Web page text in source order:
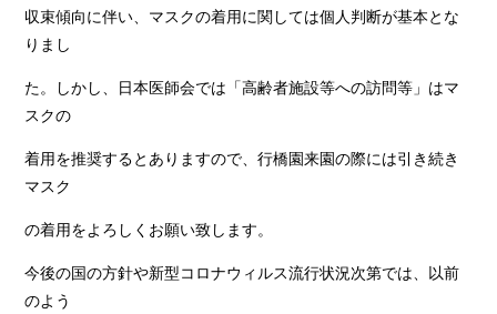
収束傾向に伴い、マスクの着用に関しては個人判断が基本とな
りまし
た。しかし、日本医師会では「高齢者施設等への訪問等」はマ
スクの
着用を推奨するとありますので、行橋園来園の際には引き続き
マスク
の着用をよろしくお願い致します。
今後の国の方針や新型コロナウィルス流行状況次第では、以前
のよう